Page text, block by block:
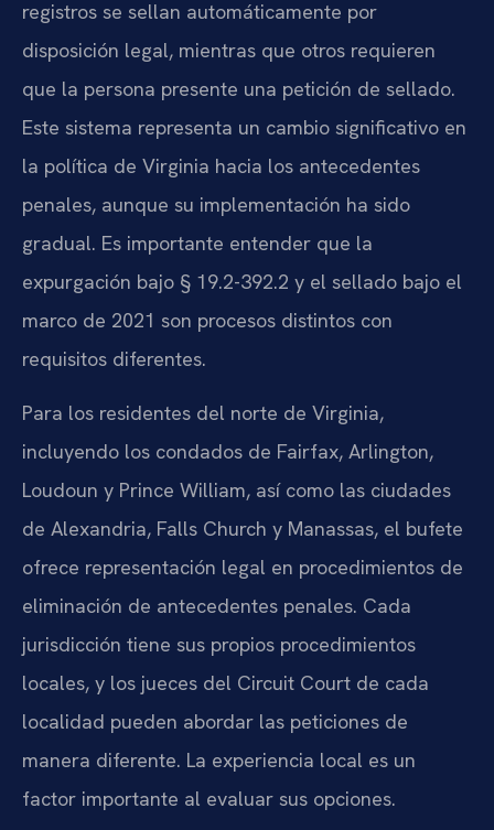
registros se sellan automáticamente por
disposición legal, mientras que otros requieren
que la persona presente una petición de sellado.
Este sistema representa un cambio significativo en
la política de Virginia hacia los antecedentes
penales, aunque su implementación ha sido
gradual. Es importante entender que la
expurgación bajo § 19.2-392.2 y el sellado bajo el
marco de 2021 son procesos distintos con
requisitos diferentes.
Para los residentes del norte de Virginia,
incluyendo los condados de Fairfax, Arlington,
Loudoun y Prince William, así como las ciudades
de Alexandria, Falls Church y Manassas, el bufete
ofrece representación legal en procedimientos de
eliminación de antecedentes penales. Cada
jurisdicción tiene sus propios procedimientos
locales, y los jueces del Circuit Court de cada
localidad pueden abordar las peticiones de
manera diferente. La experiencia local es un
factor importante al evaluar sus opciones.